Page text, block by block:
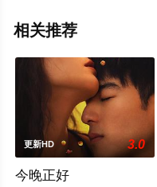
相关推荐
更新HD 3.0
今晚正好